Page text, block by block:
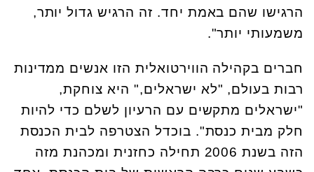
הרגישו שהם באמת יחד. זה הרגיש גדול יותר,
משמעותי יותר".
חברים בקהילה הווירטואלית הזו אנשים ממדינות
רבות בעולם, "לא ישראלים," היא צוחקת,
"ישראלים מתקשים עם הרעיון לשלם כדי להיות
חלק מבית כנסת". בוכדל הצטרפה לבית הכנסת
הזה בשנת 2006 תחילה כחזנית ומכהנת מזה